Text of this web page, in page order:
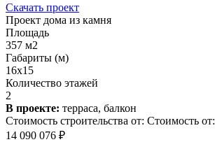
Скачать проект
Проект дома из камня
Площадь
357 м2
Габариты (м)
16x15
Количество этажей
2
В проекте: терраса, балкон
Стоимость строительства от: Стоимость от:
14 090 076 ₽